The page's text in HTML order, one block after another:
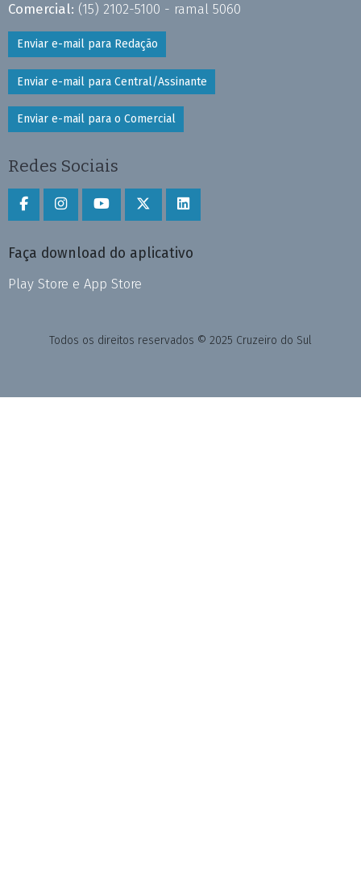
Comercial: (15) 2102-5100 - ramal 5060
Enviar e-mail para Redação
Enviar e-mail para Central/Assinante
Enviar e-mail para o Comercial
Redes Sociais
Faça download do aplicativo
Play Store e App Store
Todos os direitos reservados © 2025 Cruzeiro do Sul